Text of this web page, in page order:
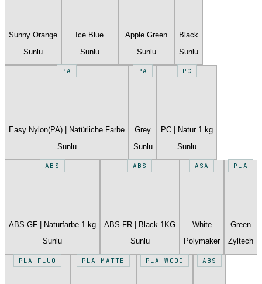
Sunny Orange
Sunlu
Ice Blue
Sunlu
Apple Green
Sunlu
Black
Sunlu
PA
Easy Nylon(PA) | Natürliche Farbe
Sunlu
PA
Grey
Sunlu
PC
PC | Natur 1 kg
Sunlu
ABS
ABS-GF | Naturfarbe 1 kg
Sunlu
ABS
ABS-FR | Black 1KG
Sunlu
ASA
White
Polymaker
PLA
Green
Zyltech
PLA FLUO PLA MATTE PLA WOOD ABS